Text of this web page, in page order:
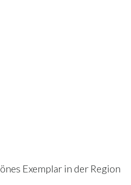
Exemplar in der Region